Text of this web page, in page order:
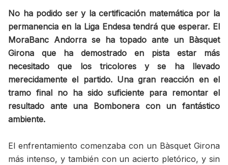
No ha podido ser y la certificación matemática por la
permanencia en la Liga Endesa tendrá que esperar. El
MoraBanc Andorra se ha topado ante un Bàsquet
Girona que ha demostrado en pista estar más
necesitado que los tricolores y se ha llevado
merecidamente el partido. Una gran reacción en el
tramo final no ha sido suficiente para remontar el
resultado ante una Bombonera con un fantástico
ambiente.
El enfrentamiento comenzaba con un Bàsquet Girona
más intenso, y también con un acierto pletórico, y sin